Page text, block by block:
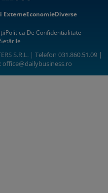
ExterneEconomieDiverse
Politica De Confidentialitate
S.R.L. | Telefon 031.860.51.09 |
office@dailybusiness.ro